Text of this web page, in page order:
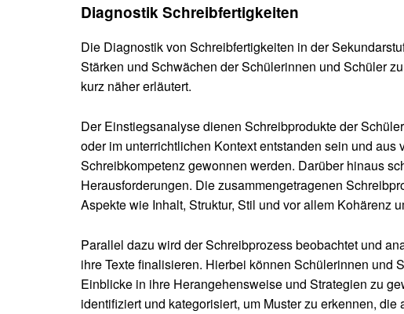
Diagnostik Schreibfertigkeiten
Die Diagnostik von Schreibfertigkeiten in der
Stärken und Schwächen der Schülerinnen und Schüler
kurz näher erläutert.
Der Einstiegsanalyse dienen Schreibprodukte der
oder im unterrichtlichen Kontext entstanden sein und
Schreibkompetenz gewonnen werden. Darüber hinaus
Herausforderungen. Die zusammengetragenen
Aspekte wie Inhalt, Struktur, Stil und vor allem Kohärenz
Parallel dazu wird der Schreibprozess beobachtet und
ihre Texte finalisieren. Hierbei können Schülerinnen und
Einblicke in ihre Herangehensweise und Strategien zu
identifiziert und kategorisiert, um Muster zu erkennen,